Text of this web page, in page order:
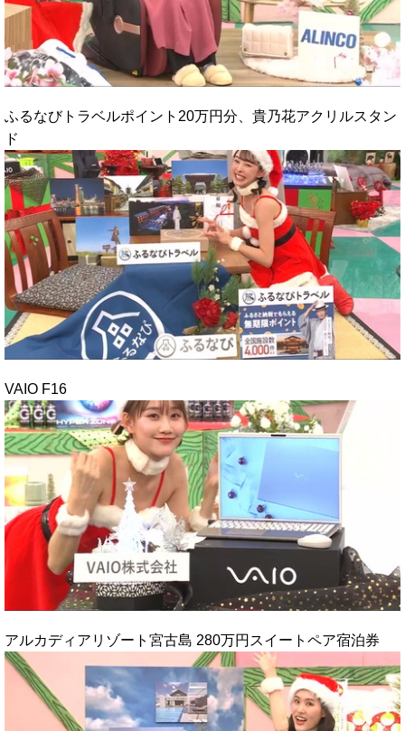
ふるなびトラベルポイント20万円分、貴乃花アクリルスタン
ド
VAIO F16
アルカディアリゾート宮古島 280万円スイートペア宿泊券